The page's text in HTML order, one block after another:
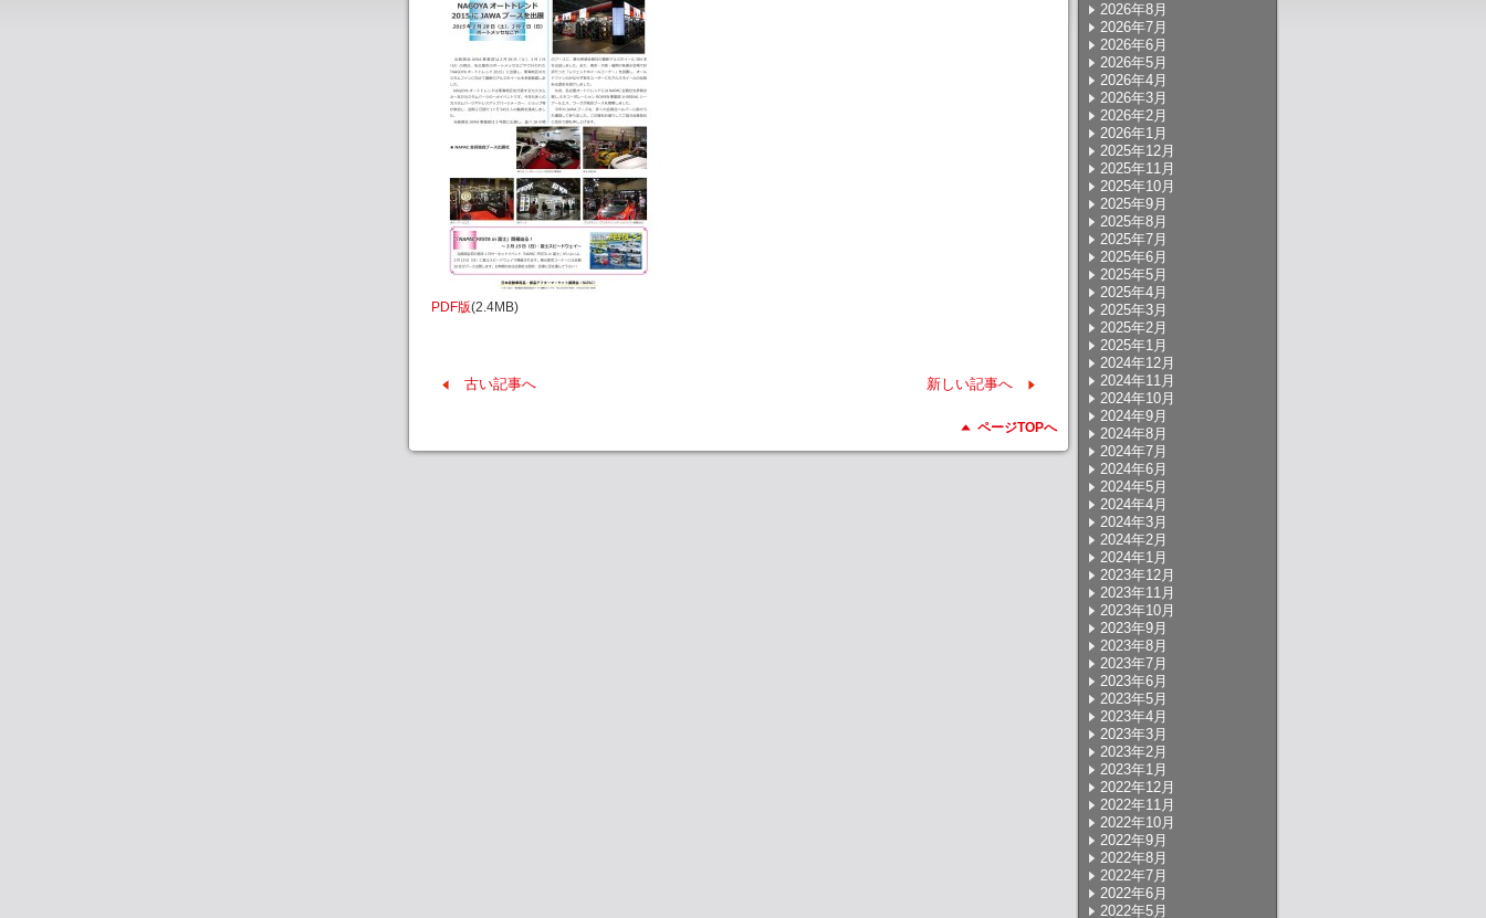
PDF版(2.4MB)
古い記事へ 新しい記事へ
ページTOPへ
2026年8月
2026年7月
2026年6月
2026年5月
2026年4月
2026年3月
2026年2月
2026年1月
2025年12月
2025年11月
2025年10月
2025年9月
2025年8月
2025年7月
2025年6月
2025年5月
2025年4月
2025年3月
2025年2月
2025年1月
2024年12月
2024年11月
2024年10月
2024年9月
2024年8月
2024年7月
2024年6月
2024年5月
2024年4月
2024年3月
2024年2月
2024年1月
2023年12月
2023年11月
2023年10月
2023年9月
2023年8月
2023年7月
2023年6月
2023年5月
2023年4月
2023年3月
2023年2月
2023年1月
2022年12月
2022年11月
2022年10月
2022年9月
2022年8月
2022年7月
2022年6月
2022年5月